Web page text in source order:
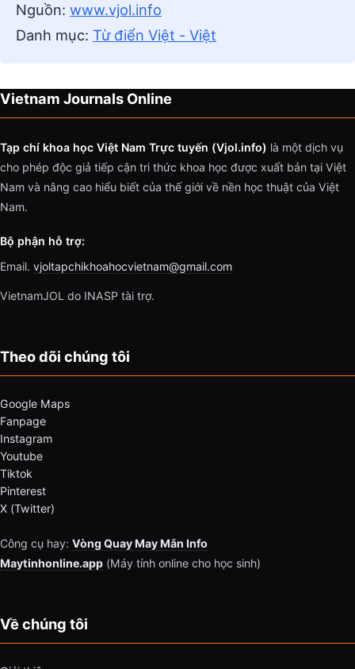
Nguồn: www.vjol.info
Danh mục: Từ điển Việt - Việt
Vietnam Journals Online
Tạp chí khoa học Việt Nam Trực tuyến (Vjol.info) là một dịch vụ
cho phép độc giả tiếp cận tri thức khoa học được xuất bản tại Việt
Nam và nâng cao hiểu biết của thế giới về nền học thuật của Việt
Nam.
Bộ phận hỗ trợ:
Email. vjoltapchikhoahocvietnam@gmail.com
VietnamJOL do INASP tài trợ.
Theo dõi chúng tôi
Google Maps
Fanpage
Instagram
Youtube
Tiktok
Pinterest
X (Twitter)
Công cụ hay: Vòng Quay May Mắn Info
Maytinhonline.app (Máy tính online cho học sinh)
Về chúng tôi